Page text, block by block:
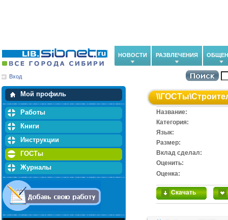
НОВОСТИ РАЗВЛЕЧЕНИЯ
Вход
Мой профиль
Мои закладки
Работы
Книги
Инструкции
ГОСТы
Журналы
\\ГОСТы\
Название:
Категория:
Язык:
Размер:
Вклад сделал:
Оценить:
Оценка:
Скачать